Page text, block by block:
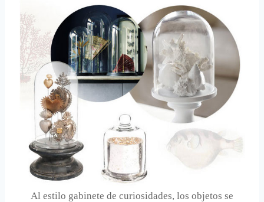
Al estilo gabinete de curiosidades, los objetos se